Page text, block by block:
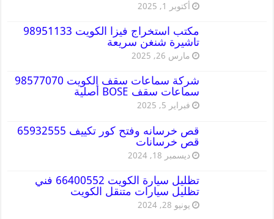
أكتوبر 1, 2025
مكتب استخراج فيزا الكويت 98951133
تاشيرة شنغن سريعة
مارس 26, 2025
شركة سماعات سقف الكويت 98577070
سماعات سقف BOSE أصلية
فبراير 5, 2025
قص خرسانه وفتح كور تكييف 65932555
قص خرسانات
ديسمبر 18, 2024
تظليل سيارة الكويت 66400552 فني
تظليل سيارات متنقل الكويت
يونيو 28, 2024